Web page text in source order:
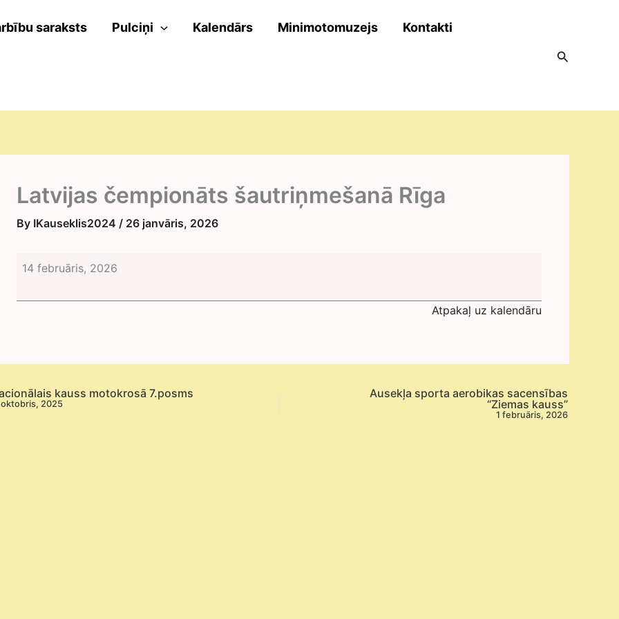
saraksts Pulciņi Kalendārs Minimotomuzejs
Kontakti
Search
Latvijas čempionāts šautriņmešanā Rīga
By IKauseklis2024 / 26 janvāris, 2026
Latvijas
šautriņmešanā
14 februāris, 2026
Atpakaļ uz kalendāru
kauss motokrosā 7.posms
oktobris, 2025
Ausekļa sporta aerobikas sacensības
“Ziemas kauss”
1 februāris, 2026